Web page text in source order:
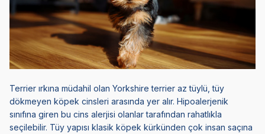
Terrier ırkına müdahil olan Yorkshire terrier az tüylü, tüy
dökmeyen köpek cinsleri arasında yer alır. Hipoalerjenik
sınıfına giren bu cins alerjisi olanlar tarafından rahatlıkla
seçilebilir. Tüy yapısı klasik köpek kürkünden çok insan saçına